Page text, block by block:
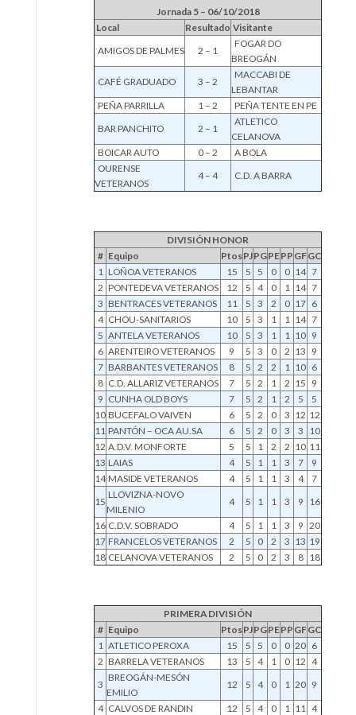
Jornada 5 – 06/10/2018
Local
Resultado Visitante
AMIGOS DE PALMES
2 – 1
FOGAR DO
BREOGÁN
CAFÉ GRADUADO
3 – 2
MACCABI DE
LEBANTAR
PEÑA PARRILLA
1 – 2
PEÑA TENTE EN PE
BAR PANCHITO
2 – 1
ATLETICO
CELANOVA
BOICAR AUTO
0 – 2
A BOLA
OURENSE
VETERANOS
4 – 4 C.D. A BARRA
DIVISIÓN HONOR
# Equipo PtosPJPGPEPP GFGC
1 LOÑOA VETERANOS 15 5 5 0 0 14 7
2 PONTEDEVA VETERANOS 12 5 4 0 1 14 7
3 BENTRACES VETERANOS 11 5 3 2 0 17 6
4 CHOU-SANITARIOS 10 5 3 1 1 14 7
5 ANTELA VETERANOS 10 5 3 1 1 10 9
6 ARENTEIRO VETERANOS 9 5 3 0 2 13 9
7 BARBANTES VETERANOS 8 5 2 2 1 10 6
8 C.D. ALLARIZ VETERANOS 7 5 2 1 2 15 9
9 CUNHA OLD BOYS 7 5 2 1 2 5
5
10 BUCEFALO VAIVEN 6 5 2 0 3 12 12
11 PANTÓN – OCA AU.SA 6 5 2 0 3 3 10
12 A.D.V. MONFORTE 5 5 1 2 2 10 11
13 LAIAS 4 5 1 1 3 7
9
14 MASIDE VETERANOS 4 5 1 1 3 4
7
15
LLOVIZNA-NOVO
MILENIO
4 5 1 1 3 9 16
16 C.D.V. SOBRADO 4 5 1 1 3 9 20
17 FRANCELOS VETERANOS 2 5 0 2 3 13 19
18 CELANOVA VETERANOS 2 5 0 2 3 8 18
PRIMERA DIVISIÓN
# Equipo PtosPJPGPEPP GFGC
1 ATLETICO PEROXA 15 5 5 0 0 20 6
2 BARRELA VETERANOS 13 5 4 1 0 12 4
3
BREOGÁN-MESÓN
EMILIO
12 5 4 0 1 20 9
4 CALVOS DE RANDIN 12 5 4 0 1 11 4